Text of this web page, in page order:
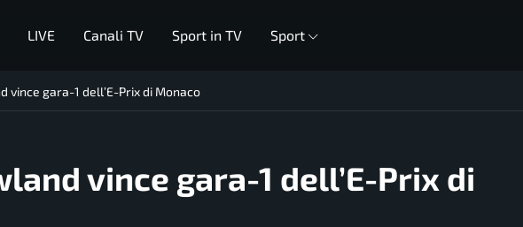
LIVE Canali TV Sport in TV Sport
vince gara-1 dell’E-Prix di Monaco
vince gara-1 dell’E-Prix di